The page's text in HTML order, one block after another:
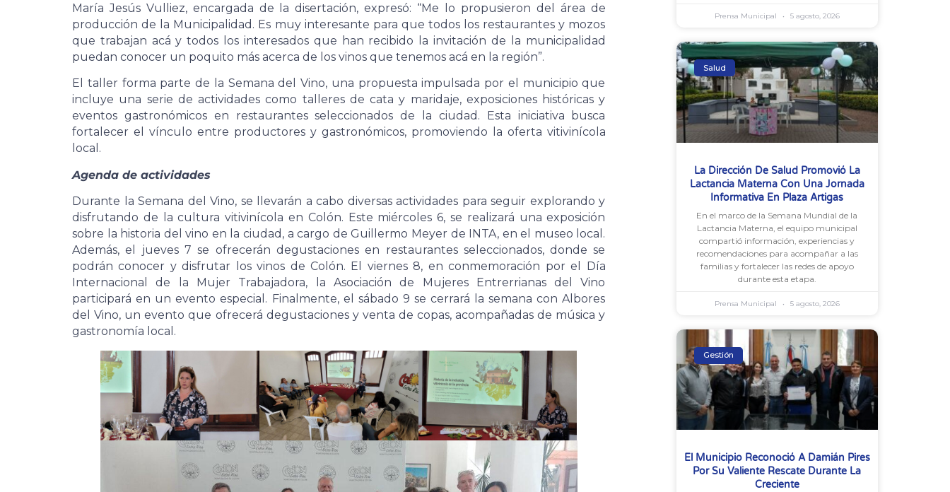
María Jesús Vulliez, encargada de la disertación, expresó: “Me lo propusieron del área de
producción de la Municipalidad. Es muy interesante para que todos los restaurantes y mozos
que trabajan acá y todos los interesados que han recibido la invitación de la municipalidad
puedan conocer un poquito más acerca de los vinos que tenemos acá en la región”.
El taller forma parte de la Semana del Vino, una propuesta impulsada por el municipio que
incluye una serie de actividades como talleres de cata y maridaje, exposiciones históricas y
eventos gastronómicos en restaurantes seleccionados de la ciudad. Esta iniciativa busca
fortalecer el vínculo entre productores y gastronómicos, promoviendo la oferta vitivinícola
local.
Agenda de actividades
Durante la Semana del Vino, se llevarán a cabo diversas actividades para seguir explorando y
disfrutando de la cultura vitivinícola en Colón. Este miércoles 6, se realizará una exposición
sobre la historia del vino en la ciudad, a cargo de Guillermo Meyer de INTA, en el museo local.
Además, el jueves 7 se ofrecerán degustaciones en restaurantes seleccionados, donde se
podrán conocer y disfrutar los vinos de Colón. El viernes 8, en conmemoración por el Día
Internacional de la Mujer Trabajadora, la Asociación de Mujeres Entrerrianas del Vino
participará en un evento especial. Finalmente, el sábado 9 se cerrará la semana con Albores
del Vino, un evento que ofrecerá degustaciones y venta de copas, acompañadas de música y
gastronomía local.
Prensa Municipal 5 agosto, 2026
Salud
La Dirección De Salud Promovió La
Lactancia Materna Con Una Jornada
Informativa En Plaza Artigas
En el marco de la Semana Mundial de la
Lactancia Materna, el equipo municipal
compartió información, experiencias y
recomendaciones para acompañar a las
familias y fortalecer las redes de apoyo
durante esta etapa.
Prensa Municipal 5 agosto, 2026
Gestión
El Municipio Reconoció A Damián Pires
Por Su Valiente Rescate Durante La
Creciente